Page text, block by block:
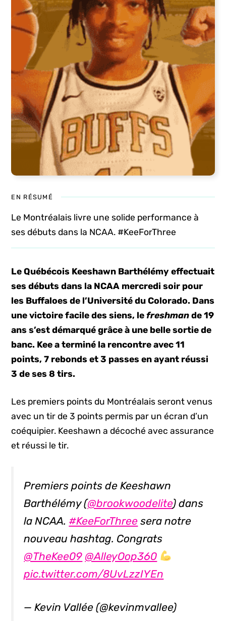
EN RÉSUMÉ
Le Montréalais livre une solide performance à
ses débuts dans la NCAA. #KeeForThree
Le Québécois Keeshawn Barthélémy effectuait
ses débuts dans la NCAA mercredi soir pour
les Buffaloes de l’Université du Colorado. Dans
une victoire facile des siens, lefreshmande 19
ans s’est démarqué grâce à une belle sortie de
banc. Kee a terminé la rencontre avec 11
points, 7 rebonds et 3 passes en ayant réussi
3 de ses 8 tirs.
Les premiers points du Montréalais seront venus
avec un tir de 3 points permis par un écran d’un
coéquipier. Keeshawn a décoché avec assurance
et réussi le tir.
Premiers points de Keeshawn
Barthélémy (@brookwoodelite) dans
la NCAA. #KeeForThree sera notre
nouveau hashtag. Congrats
@TheKee09 @AlleyOop360
pic.twitter.com/8UvLzzIYEn
— Kevin Vallée (@kevinmvallee)